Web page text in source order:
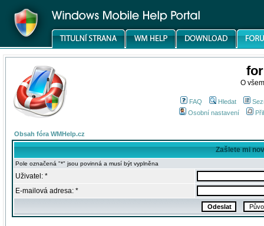
O
FAQ Hledat
Osobní nastavení
Obsah fóra WMHelp.cz
Zašlete mi
Pole označená "*" jsou povinná a musí být vyplněna
Uživatel: *
E-mailová adresa: *